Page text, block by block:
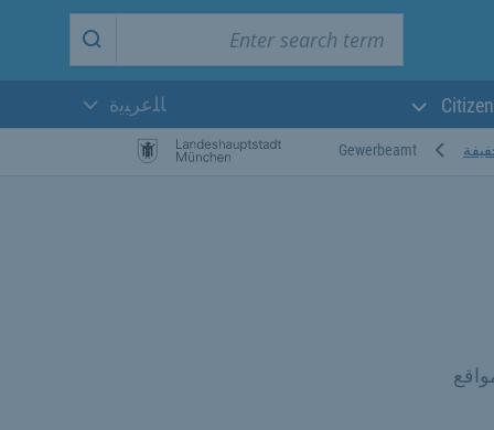
search
اللغة الحالية:
ﺎﻠﻋﺮﺒﻳﺓ
Gewerbeamt